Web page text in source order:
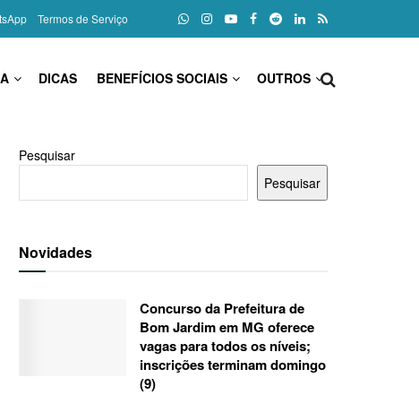
Termos de Serviço
DICAS BENEFÍCIOS SOCIAIS OUTROS
Pesquisar
Pesquisar
Novidades
Concurso da Prefeitura de
Bom Jardim em MG oferece
vagas para todos os níveis;
inscrições terminam domingo
(9)